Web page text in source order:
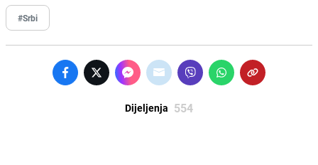
#Srbi
Dijeljenja 554